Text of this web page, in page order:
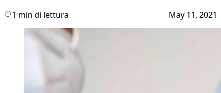
1 min di lettura May 11, 2021